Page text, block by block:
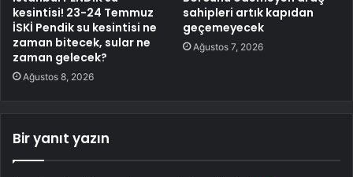
kesintisi! 23-24 Temmuz
İSKİ Pendik su kesintisi ne
zaman bitecek, sular ne
zaman gelecek?
Ağustos 8, 2026
sahipleri artık kapıdan
geçemeyecek
Ağustos 7, 2026
Bir yanıt yazın